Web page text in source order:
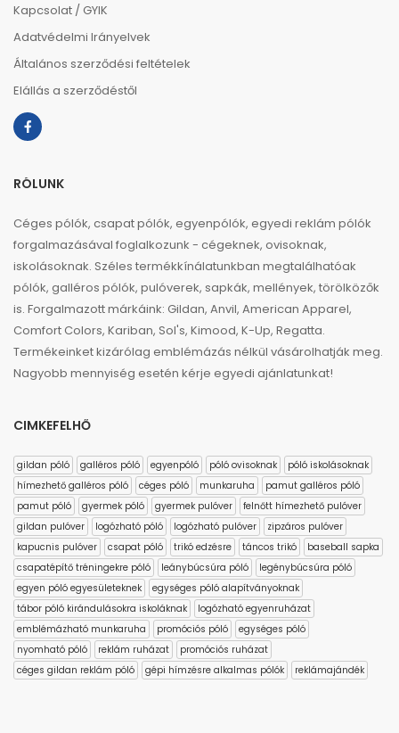
Kapcsolat / GYIK
Adatvédelmi Irányelvek
Általános szerződési feltételek
Elállás a szerződéstől
RÓLUNK
Céges pólók, csapat pólók, egyenpólók, egyedi reklám pólók
forgalmazásával foglalkozunk - cégeknek, ovisoknak,
iskolásoknak. Széles termékkínálatunkban megtalálhatóak
pólók, galléros pólók, pulóverek, sapkák, mellények, törölközők
is. Forgalmazott márkáink: Gildan, Anvil, American Apparel,
Comfort Colors, Kariban, Sol's, Kimood, K-Up, Regatta.
Termékeinket kizárólag emblémázás nélkül vásárolhatják meg.
Nagyobb mennyiség esetén kérje egyedi ajánlatunkat!
CIMKEFELHŐ
gildan póló galléros póló egyenpóló póló ovisoknak
póló iskolásoknak
hímezhető galléros póló
céges póló munkaruha
pamut galléros póló
pamut póló
gyermek póló gyermek pulóver
felnőtt hímezhető pulóver
gildan pulóver
logózható póló logózható pulóver
zipzáros pulóver
kapucnis pulóver
csapat póló trikó edzésre táncos trikó
baseball sapka
csapatépítő tréningekre póló
leánybúcsúra póló
legénybúcsúra póló
egyen póló egyesületeknek
egységes póló alapítványoknak
tábor póló kirándulásokra iskoláknak
logózható egyenruházat
emblémázható munkaruha
promóciós póló
egységes póló
nyomható póló
reklám ruházat
promóciós ruházat
céges gildan reklám póló
gépi hímzésre alkalmas pólók reklámajándék